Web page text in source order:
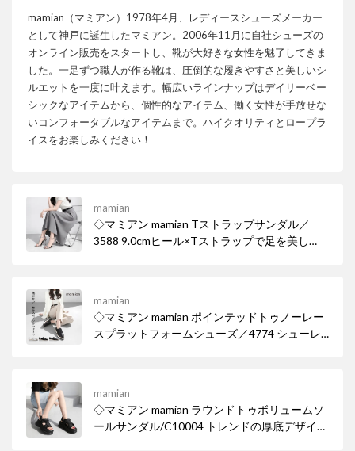
mamian（マミアン）1978年4月、レディースシューズメーカー
として神戸に誕生したマミアン。2006年11月に自社シューズの
オンライン販売をスタートし、靴が大好きな女性を魅了してきま
した。一足ずつ職人が作る靴は、圧倒的な履きやすさと美しいシ
ルエットを一度に叶えます。幅広いラインナップはデイリーベー
シックなアイテムから、個性的なアイテム、働く女性が手放せな
いコンフォータブルなアイテムまで。ハイクオリティとロープラ
イスをお楽しみください！
mamian
◇マミアン mamian Tストラップサンダル／
3588 9.0cmヒール×Tストラップで足を美し
エアトゥでトレンド感も忘れずに。
mamian
◇マミアン mamian ポインテッドトゥノーレー
スプラットフォームシューズ／4774 シューレ
トゥ厚底ローファー。
mamian
◇マミアン mamian ラウンドトゥボリュームソ
ールサンダル/C10004 トレンドの厚底デザイン